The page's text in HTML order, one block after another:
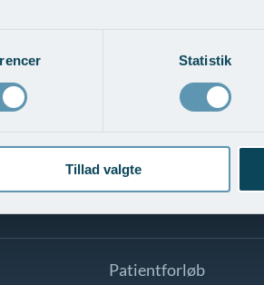
Statistik
Tillad valgte
Overlæbe- og
Vis
Patientforløb